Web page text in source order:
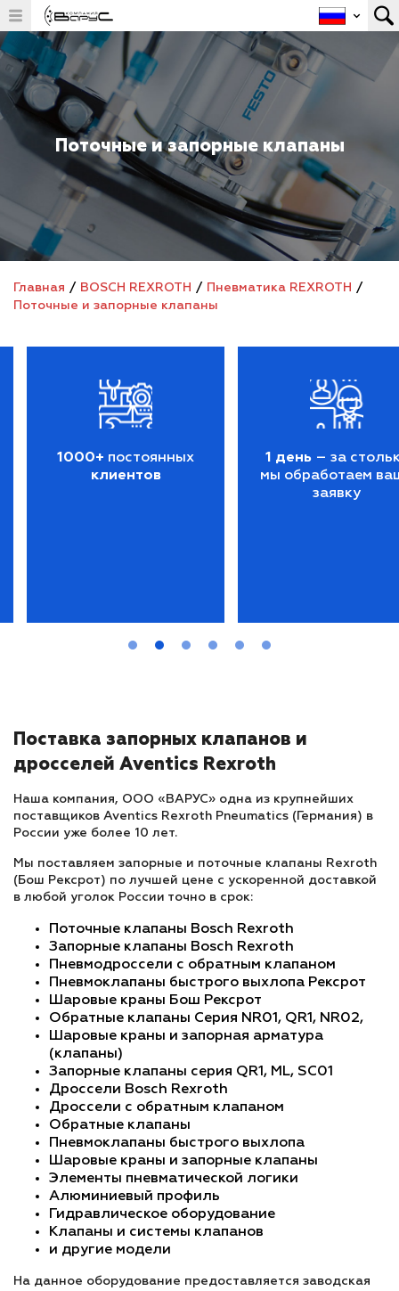
Поточные и запорные клапаны
Главная / BOSCH REXROTH / Пневматика REXROTH /
Поточные и запорные клапаны
1000+ постоянных
клиентов
1 день– за
мы обработаем
заявку
Поставка запорных клапанов и
дросселей Aventics Rexroth
Наша компания, ООО «ВАРУС» одна из крупнейших
поставщиков Aventics Rexroth Pneumatics (Германия) в
России уже более 10 лет.
Мы поставляем запорные и поточные клапаны Rexroth
(Бош Рексрот) по лучшей цене с ускоренной доставкой
в любой уголок России точно в срок:
Поточные клапаны Bosch Rexroth
Запорные клапаны Bosch Rexroth
Пневмодроссели с обратным клапаном
Пневмоклапаны быстрого выхлопа Рексрот
Шаровые краны Бош Рексрот
Обратные клапаны Серия NR01, QR1, NR02,
Шаровые краны и запорная арматура
(клапаны)
Запорные клапаны серия QR1, ML, SC01
Дроссели Bosch Rexroth
Дроссели с обратным клапаном
Обратные клапаны
Пневмоклапаны быстрого выхлопа
Шаровые краны и запорные клапаны
Элементы пневматической логики
Алюминиевый профиль
Гидравлическое оборудование
Клапаны и системы клапанов
и другие модели
На данное оборудование предоставляется заводская